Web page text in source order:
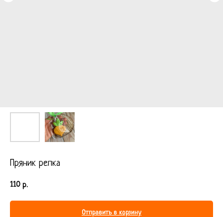
Пряник репка
110 р.
Отправить в корзину